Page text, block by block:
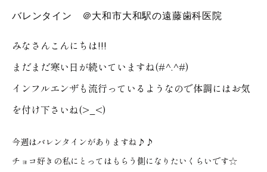
バレンタイン ＠大和市大和駅の遠藤歯科医院
みなさんこんにちは!!!
まだまだ寒い日が続いていますね(#^.^#)
インフルエンザも流行っているようなので体調にはお気
を付け下さいね(>_<)
今週はバレンタインがありますね♪♪
チョコ好きの私にとってはもらう側になりたいくらいです☆